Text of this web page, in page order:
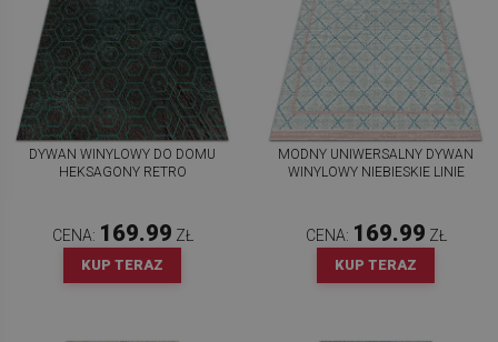
DYWAN WINYLOWY DO DOMU
HEKSAGONY RETRO
CENA: 169.99 ZŁ
KUP TERAZ
MODNY UNIWERSALNY DYWAN
WINYLOWY NIEBIESKIE LINIE
CENA: 169.99 ZŁ
KUP TERAZ